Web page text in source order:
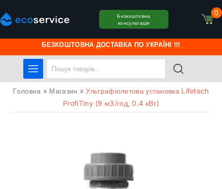
БЕЗКОШТОВНА ДОСТАВКА ПО УКРАЇНІ !!!
Безкоштовна
консультація
0
Головна » Магазин »Ультрафіолетова установка Lifetech
ProfiTiny (9 м3/год, 0.4 кВт)